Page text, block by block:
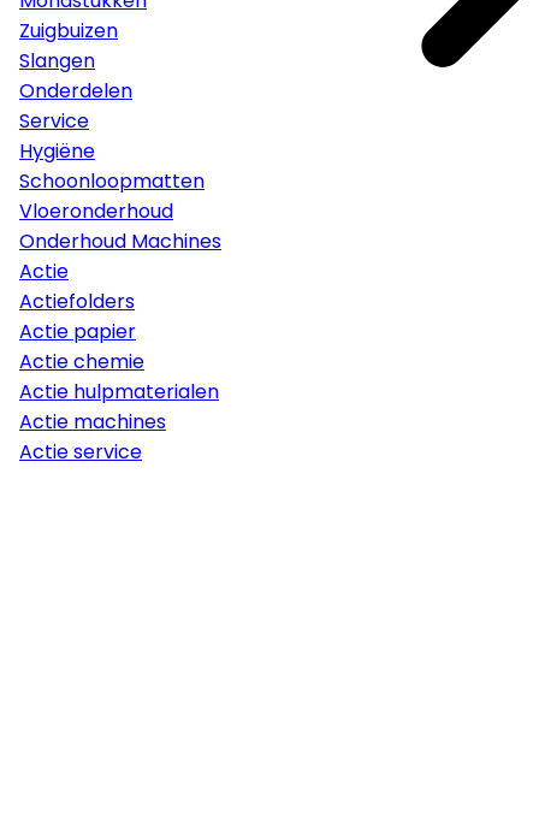
Zuigbuizen
Slangen
Onderdelen
Service
Hygiëne
Schoonloopmatten
Vloeronderhoud
Onderhoud Machines
Actie
Actiefolders
Actie papier
Actie chemie
Actie hulpmaterialen
Actie machines
Actie service